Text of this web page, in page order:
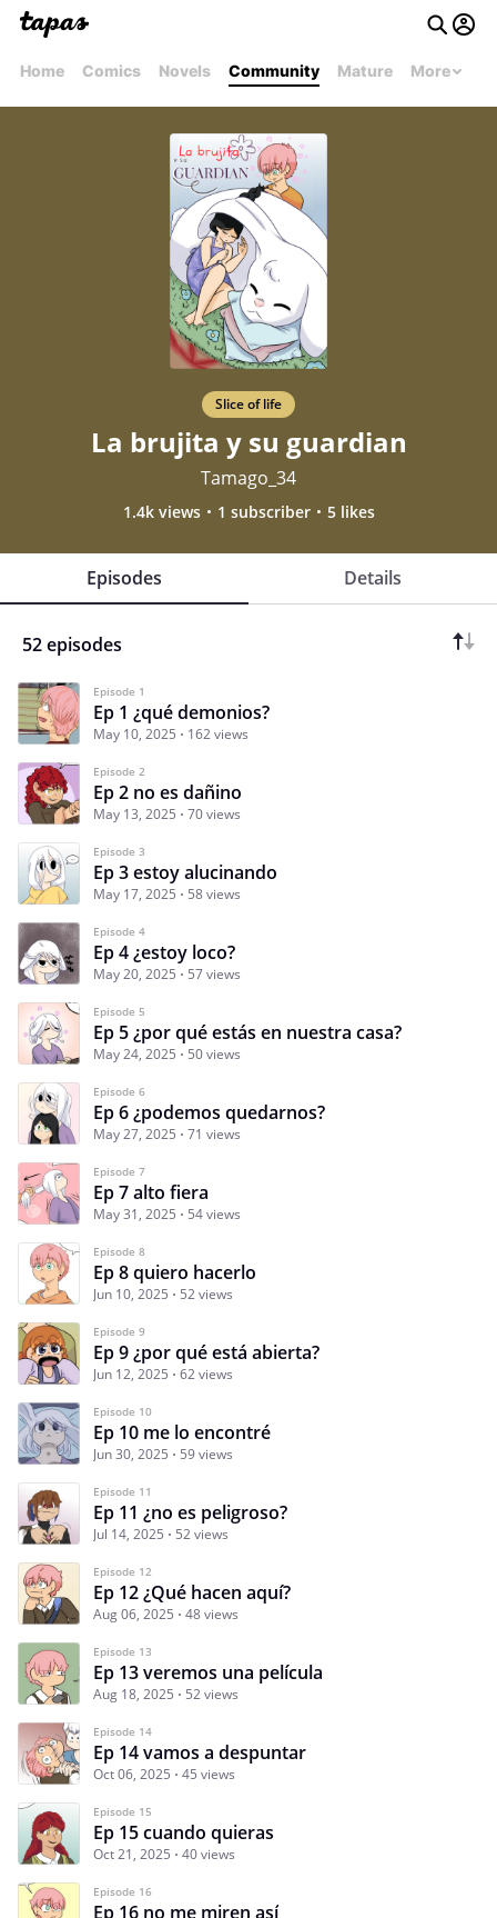
Home Comics Novels Community Mature More
Slice of life
La brujita y su guardian
Tamago_34
1.4k views 1 subscriber 5 likes
Episodes Details
52 episodes
Episode 1
Ep 1 ¿qué demonios?
May 10, 2025 162 views
Episode 2
Ep 2 no es dañino
May 13, 2025 70 views
Episode 3
Ep 3 estoy alucinando
May 17, 2025 58 views
Episode 4
Ep 4 ¿estoy loco?
May 20, 2025 57 views
Episode 5
Ep 5 ¿por qué estás en nuestra casa?
May 24, 2025 50 views
Episode 6
Ep 6 ¿podemos quedarnos?
May 27, 2025 71 views
Episode 7
Ep 7 alto fiera
May 31, 2025 54 views
Episode 8
Ep 8 quiero hacerlo
Jun 10, 2025 52 views
Episode 9
Ep 9 ¿por qué está abierta?
Jun 12, 2025 62 views
Episode 10
Ep 10 me lo encontré
Jun 30, 2025 59 views
Episode 11
Ep 11 ¿no es peligroso?
Jul 14, 2025 52 views
Episode 12
Ep 12 ¿Qué hacen aquí?
Aug 06, 2025 48 views
Episode 13
Ep 13 veremos una película
Aug 18, 2025 52 views
Episode 14
Ep 14 vamos a despuntar
Oct 06, 2025 45 views
Episode 15
Ep 15 cuando quieras
Oct 21, 2025 40 views
Episode 16
Ep 16 no me miren así